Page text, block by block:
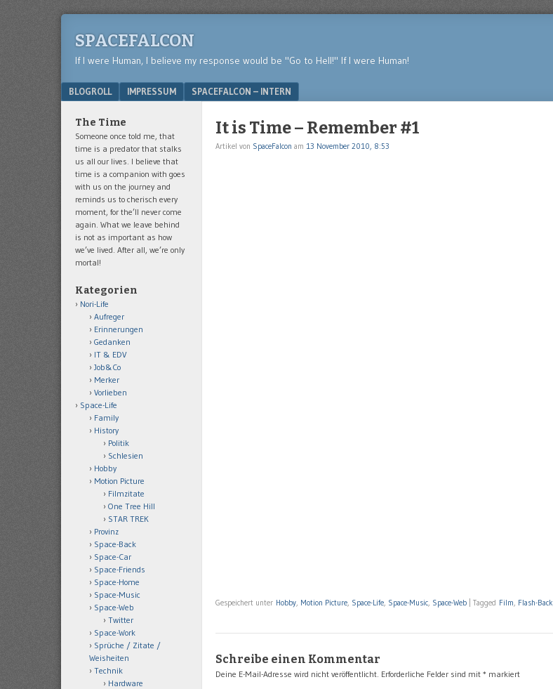
SPACEFALCON
If I were Human, I believe my response would be "Go to Hell!" If I were Human!
Menu
SKIP TO CONTENT
BLOGROLL IMPRESSUM SPACEFALCON – INTERN
It is Time – Remember #1
Artikel von SpaceFalcon am 13 November 2010, 8:53
Gespeichert unter Hobby Motion Picture Space-Life Space-Music Space-Web Tagged Film Flash-Back
Schreibe einen Kommentar
Deine E-Mail-Adresse wird nicht veröffentlicht. Erforderliche Felder sind mit * markiert
The Time
Someone once told me, that
time is a predator that stalks
us all our lives. I believe that
time is a companion with goes
with us on the journey and
reminds us to cherisch every
moment, for the’ll never come
again. What we leave behind
is not as important as how
we’ve lived. After all, we’re only
mortal!
Kategorien
Nori-Life
Aufreger
Erinnerungen
Gedanken
IT & EDV
Job&Co
Merker
Vorlieben
Space-Life
Family
History
Politik
Schlesien
Hobby
Motion Picture
Filmzitate
One Tree Hill
STAR TREK
Provinz
Space-Back
Space-Car
Space-Friends
Space-Home
Space-Music
Space-Web
Twitter
Space-Work
Sprüche / Zitate /
Weisheiten
Technik
Hardware